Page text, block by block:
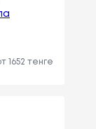
1652 тенге